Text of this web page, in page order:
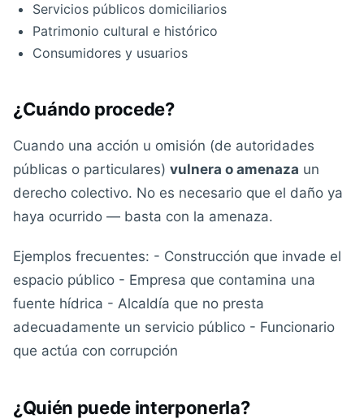
Servicios públicos domiciliarios
Patrimonio cultural e histórico
Consumidores y usuarios
¿Cuándo procede?
Cuando una acción u omisión (de autoridades
públicas o particulares) vulnera o amenaza un
derecho colectivo. No es necesario que el daño ya
haya ocurrido — basta con la amenaza.
Ejemplos frecuentes: - Construcción que invade el
espacio público - Empresa que contamina una
fuente hídrica - Alcaldía que no presta
adecuadamente un servicio público - Funcionario
que actúa con corrupción
¿Quién puede interponerla?